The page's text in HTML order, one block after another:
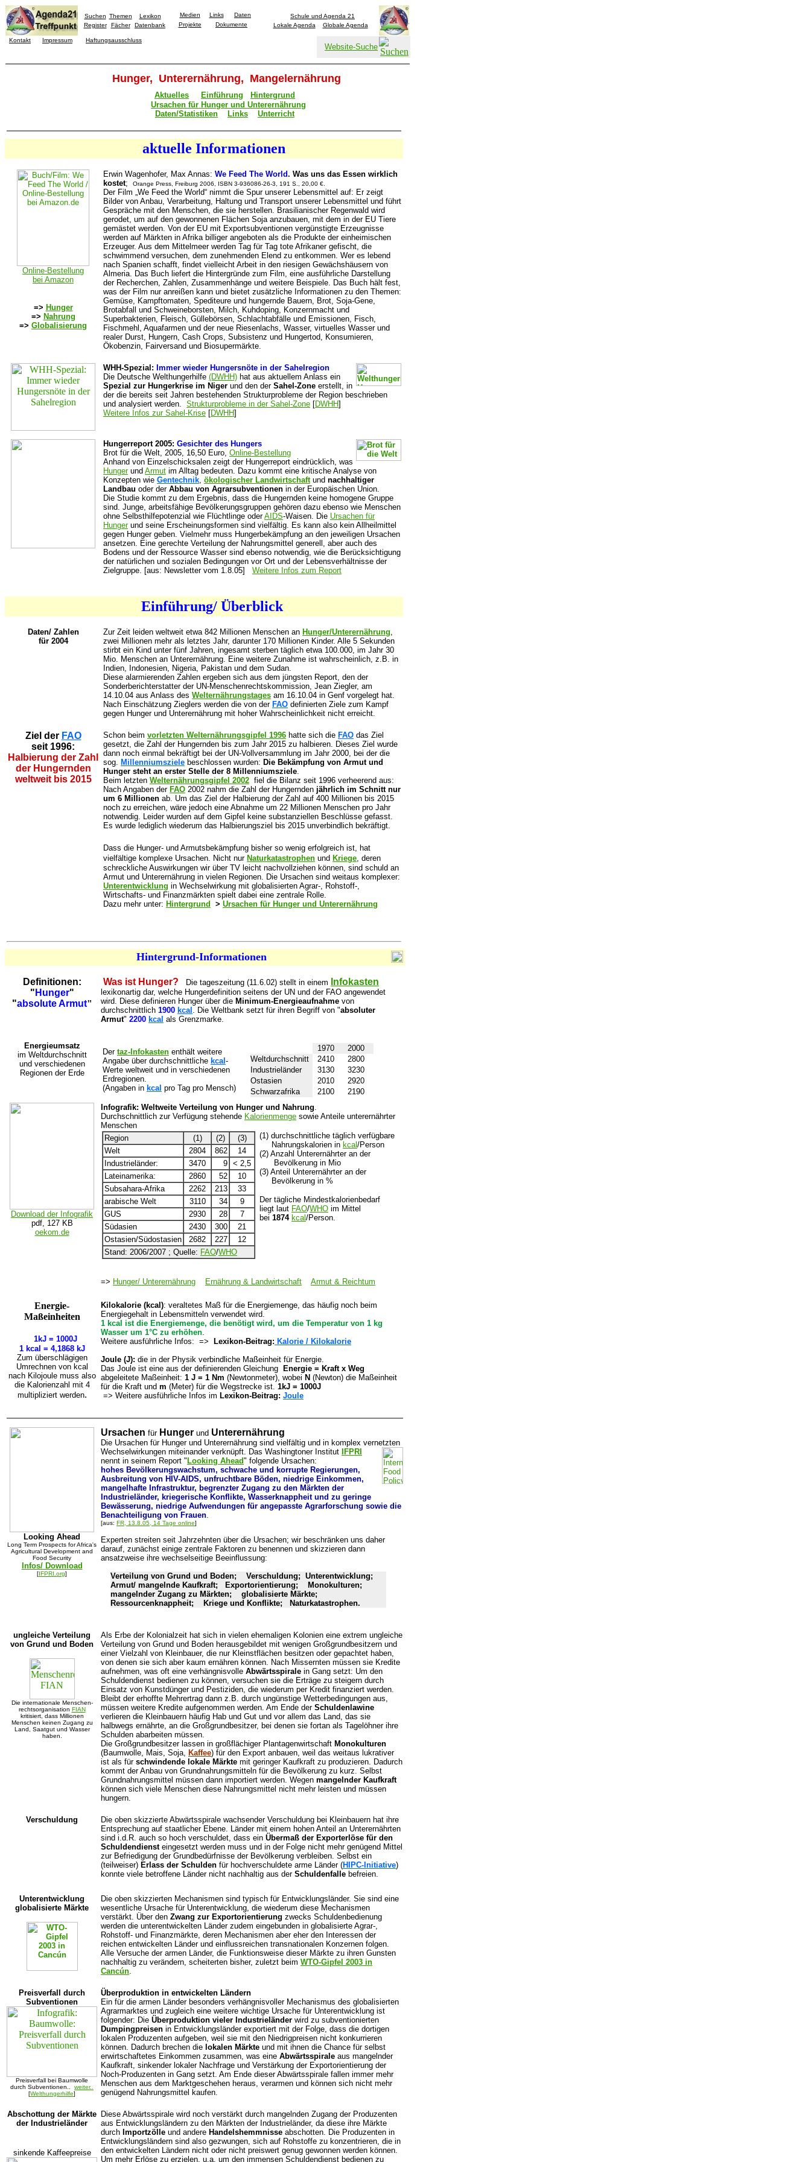
Suchen Themen
Lexikon
Register
Fächer Datenbank
Medien Links
Daten
Projekte
Dokumente
Schule und Agenda 21
Lokale Agenda
Globale Agenda
Kontakt Impressum Haftungsausschluss
Website-Suche
Hunger, Unterernährung, Mangelernährung
Aktuelles Einführung
Hintergrund
Ursachen für Hunger und Unterernährung
Daten/Statistiken
Links Unterricht
aktuelle Informationen
Online-Bestellung
bei Amazon
=> Hunger
=> Nahrung
=> Globalisierung
Erwin Wagenhofer, Max Annas: We Feed The World. Was uns das Essen wirklich
kostet; Orange Press, Freiburg 2006, ISBN 3-936086-26-3, 191 S., 20,00 €.
Der Film „We Feed the World“ nimmt die Spur unserer Lebensmittel auf: Er zeigt
Bilder von Anbau, Verarbeitung, Haltung und Transport unserer Lebensmittel und führt
Gespräche mit den Menschen, die sie herstellen. Brasilianischer Regenwald wird
gerodet, um auf den gewonnenen Flächen Soja anzubauen, mit dem in der EU Tiere
gemästet werden. Von der EU mit Exportsubventionen vergünstigte Erzeugnisse
werden auf Märkten in Afrika billiger angeboten als die Produkte der einheimischen
Erzeuger. Aus dem Mittelmeer werden Tag für Tag tote Afrikaner gefischt, die
schwimmend versuchen, dem zunehmenden Elend zu entkommen. Wer es lebend
nach Spanien schafft, findet vielleicht Arbeit in den riesigen Gewächshäusern von
Almeria. Das Buch liefert die Hintergründe zum Film, eine ausführliche Darstellung
der Recherchen, Zahlen, Zusammenhänge und weitere Beispiele. Das Buch hält fest,
was der Film nur anreißen kann und bietet zusätzliche Informationen zu den Themen:
Gemüse, Kampftomaten, Spediteure und hungernde Bauern, Brot, Soja-Gene,
Brotabfall und Schweineborsten, Milch, Kuhdoping, Konzernmacht und
Superbakterien, Fleisch, Güllebörsen, Schlachtabfälle und Emissionen, Fisch,
Fischmehl, Aquafarmen und der neue Riesenlachs, Wasser, virtuelles Wasser und
realer Durst, Hungern, Cash Crops, Subsistenz und Hungertod, Konsumieren,
Ökobenzin, Fairversand und Biosupermärkte.
WHH-Spezial: Immer wieder Hungersnöte in der Sahelregion
Die Deutsche Welthungerhilfe (DWHH) hat aus aktuellem Anlass ein
Spezial zur Hungerkrise im Niger und den der Sahel-Zone erstellt, in
der die bereits seit Jahren bestehenden Strukturprobleme der Region beschrieben
und analysiert werden. Strukturprobleme in der Sahel-Zone [DWHH]
Weitere Infos zur Sahel-Krise [DWHH]
Hungerreport 2005: Gesichter des Hungers
Brot für die Welt, 2005, 16,50 Euro, Online-Bestellung
Anhand von Einzelschicksalen zeigt der Hungerreport eindrücklich, was
Hungerund Armut im Alltag bedeuten. Dazu kommt eine kritische Analyse von
Konzepten wie Gentechnik, ökologischer Landwirtschaftund nachhaltiger
Landbau oder der Abbau von Agrarsubventionen in der Europäischen Union.
Die Studie kommt zu dem Ergebnis, dass die Hungernden keine homogene Gruppe
sind. Junge, arbeitsfähige Bevölkerungsgruppen gehören dazu ebenso wie Menschen
ohne Selbsthilfepotenzial wie Flüchtlinge oderAIDS-Waisen. Die Ursachen für
Hungerund seine Erscheinungsformen sind vielfältig. Es kann also kein Allheilmittel
gegen Hunger geben. Vielmehr muss Hungerbekämpfung an den jeweiligen Ursachen
ansetzen. Eine gerechte Verteilung der Nahrungsmittel generell, aber auch des
Bodens und der Ressource Wasser sind ebenso notwendig, wie die Berücksichtigung
der natürlichen und sozialen Bedingungen vor Ort und der Lebensverhältnisse der
Zielgruppe. [aus: Newsletter vom 1.8.05] Weitere Infos zum Report
Einführung/ Überblick
Daten/ Zahlen
für 2004
Zur Zeit leiden weltweit etwa 842 Millionen Menschen an Hunger/Unterernährung,
zwei Millionen mehr als letztes Jahr, darunter 170 Millionen Kinder. Alle 5 Sekunden
stirbt ein Kind unter fünf Jahren, ingesamt sterben täglich etwa 100.000, im Jahr 30
Mio. Menschen an Unterernährung. Eine weitere Zunahme ist wahrscheinlich, z.B. in
Indien, Indonesien, Nigeria, Pakistan und dem Sudan.
Diese alarmierenden Zahlen ergeben sich aus dem jüngsten Report, den der
Sonderberichterstatter der UN-Menschenrechtskommission, Jean Ziegler, am
14.10.04 aus Anlass des Welternährungstages am 16.10.04 in Genf vorgelegt hat.
Nach Einschätzung Zieglers werden die von der FAO definierten Ziele zum Kampf
gegen Hunger und Unterernährung mit hoher Wahrscheinlichkeit nicht erreicht.
Ziel der FAO
seit 1996:
Halbierung der Zahl
der Hungernden
weltweit bis 2015
Schon beim vorletzten Welternährungsgipfel 1996 hatte sich die FAO das Ziel
gesetzt, die Zahl der Hungernden bis zum Jahr 2015 zu halbieren. Dieses Ziel wurde
dann noch einmal bekräftigt bei der UN-Vollversammlung im Jahr 2000, bei der die
sog. Millenniumsziele beschlossen wurden: Die Bekämpfung von Armut und
Hunger steht an erster Stelle der 8 Millenniumsziele.
Beim letzten Welternährungsgipfel 2002 fiel die Bilanz seit 1996 verheerend aus:
Nach Angaben der FAO 2002 nahm die Zahl der Hungernden jährlich im Schnitt nur
um 6 Millionen ab. Um das Ziel der Halbierung der Zahl auf 400 Millionen bis 2015
noch zu erreichen, wäre jedoch eine Abnahme um 22 Millionen Menschen pro Jahr
notwendig. Leider wurden auf dem Gipfel keine substanziellen Beschlüsse gefasst.
Es wurde lediglich wiederum das Halbierungsziel bis 2015 unverbindlich bekräftigt.
Dass die Hunger- und Armutsbekämpfung bisher so wenig erfolgreich ist, hat
vielfältige komplexe Ursachen. Nicht nur Naturkatastrophen und Kriege, deren
schreckliche Auswirkungen wir über TV leicht nachvollziehen können, sind schuld an
Armut und Unterernährung in vielen Regionen. Die Ursachen sind weitaus komplexer:
Unterentwicklung in Wechselwirkung mit globalisierten Agrar-, Rohstoff-,
Wirtschafts- und Finanzmärkten spielt dabei eine zentrale Rolle.
Dazu mehr unter: Hintergrund > Ursachen für Hunger und Unterernährung
Hintergrund-Informationen
Definitionen:
" Hunger"
"absolute Armut"
Was ist Hunger? Die tageszeitung (11.6.02) stellt in einem Infokasten
lexikonartig dar, welche Hungerdefinition seitens der UN und der FAO angewendet
wird. Diese definieren Hunger über die Minimum-Energieaufnahme von
durchschnittlich 1900 kcal . Die Weltbank setzt für ihren Begriff von "absoluter
Armut" 2200 kcal als Grenzmarke.
Energieumsatz
im Weltdurchschnitt
und verschiedenen
Regionen der Erde
Der taz-Infokasten enthält weitere
Angabe über durchschnittliche kcal -
Werte weltweit und in verschiedenen
Erdregionen.
(Angaben in kcal pro Tag pro Mensch)
1970
2000
Weltdurchschnitt
2410
2800
Industrieländer
3130
3230
Ostasien
2010
2920
Schwarzafrika
2100 2190
Download der Infografik
pdf, 127 KB
oekom.de
Infografik: Weltweite Verteilung von Hunger und Nahrung.
Durchschnittlich zur Verfügung stehende Kalorienmenge sowie Anteile unterernährter
Menschen
Region
(1) (2)
(3)
Welt
2804 862
14
Industrieländer:
3470 9 < 2,5
Lateinamerika:
2860 52
10
Subsahara-Afrika
2262 213
33
arabische Welt
3110 34
9
GUS
2930 28
7
Südasien
2430 300
21
Ostasien/Südostasien
2682 227
12
Stand: 2006/2007 ; Quelle: FAO/WHO
(1) durchschnittliche täglich verfügbare
Nahrungskalorien in kcal/Person
(2) Anzahl Unterernährter an der
Bevölkerung in Mio
(3) Anteil Unterernährter an der
Bevölkerung in %
Der tägliche Mindestkalorienbedarf
liegt laut FAO/WHO im Mittel
bei 1874 kcal/Person.
=> Hunger/ Unterernährung Ernährung & Landwirtschaft Armut & Reichtum
Energie-
Maßeinheiten
1kJ = 1000J
1 kcal = 4,1868 kJ
Zum überschlägigen
Umrechnen von kcal
nach Kilojoule muss also
die Kalorienzahl mit 4
multipliziert werden.
Kilokalorie (kcal): veraltetes Maß für die Energiemenge, das häufig noch beim
Energiegehalt in Lebensmitteln verwendet wird.
1 kcal ist die Energiemenge, die benötigt wird, um die Temperatur von 1 kg
Wasser um 1°C zu erhöhen.
Weitere ausführliche Infos: => Lexikon-Beitrag: Kalorie / Kilokalorie
Joule (J): die in der Physik verbindliche Maßeinheit für Energie.
Das Joule ist eine aus der definierenden Gleichung
Energie = Kraft x Weg
abgeleitete Maßeinheit: 1 J = 1 Nm (Newtonmeter), wobei N (Newton) die Maßeinheit
für die Kraft und m (Meter) für die Wegstrecke ist. 1kJ = 1000J
=> Weitere ausführliche Infos im Lexikon-Beitrag: Joule
Looking Ahead
Long Term Prospects for Africa's
Agricultural Development and
Food Security
Infos/ Download
[IFPRI.org]
Ursachen für Hunger und Unterernährung
Die Ursachen für Hunger und Unterernährung sind vielfältig und in komplex vernetzten
Wechselwirkungen miteinander verknüpft. Das Washingtoner Institut
IFPRI
nennt in seinem Report " Looking Ahead" folgende Ursachen:
hohes Bevölkerungswachstum, schwache und korrupte Regierungen,
Ausbreitung von HIV-AIDS, unfruchtbare Böden, niedrige Einkommen,
mangelhafte Infrastruktur, begrenzter Zugang zu den Märkten der
Industrieländer, kriegerische Konflikte, Wasserknappheit und zu geringe
Bewässerung, niedrige Aufwendungen für angepasste Agrarforschung sowie die
Benachteiligung von Frauen.
[aus: FR, 13.8.05, 14 Tage online]
Experten streiten seit Jahrzehnten über die Ursachen; wir beschränken uns daher
darauf, zunächst einige zentrale Faktoren zu benennen und skizzieren dann
ansatzweise ihre wechselseitige Beeinflussung:
Verteilung von Grund und Boden; Verschuldung; Unterentwicklung;
Armut/ mangelnde Kaufkraft; Exportorientierung; Monokulturen;
mangelnder Zugang zu Märkten; globalisierte Märkte;
Ressourcenknappheit; Kriege und Konflikte; Naturkatastrophen.
ungleiche Verteilung
von Grund und Boden
Die internationale Menschen-
rechtsorganisation FIAN
kritisiert, dass Millionen
Menschen keinen Zugang zu
Land, Saatgut und Wasser
haben.
Als Erbe der Kolonialzeit hat sich in vielen ehemaligen Kolonien eine extrem ungleiche
Verteilung von Grund und Boden herausgebildet mit wenigen Großgrundbesitzern und
einer Vielzahl von Kleinbauer, die nur Kleinstflächen besitzen oder gepachtet haben,
von denen sie sich aber kaum ernähren können. Nach Missernten müssen sie Kredite
aufnehmen, was oft eine verhängnisvolle Abwärtsspirale in Gang setzt: Um den
Schuldendienst bedienen zu können, versuchen sie die Erträge zu steigern durch
Einsatz von Kunstdünger und Pestiziden, die wiederum per Kredit finanziert werden.
Bleibt der erhoffte Mehrertrag dann z.B. durch ungünstige Wetterbedingungen aus,
müssen weitere Kredite aufgenommen werden. Am Ende der Schuldenlawine
verlieren die Kleinbauern häufig Hab und Gut und vor allem das Land, das sie
halbwegs ernährte, an die Großgrundbesitzer, bei denen sie fortan als Tagelöhner ihre
Schulden abarbeiten müssen.
Die Großgrundbesitzer lassen in großflächiger Plantagenwirtschaft Monokulturen
(Baumwolle, Mais, Soja, Kaffee) für den Export anbauen, weil das weitaus lukrativer
ist als für schwindende lokale Märkte mit geringer Kaufkraft zu produzieren. Dadurch
kommt der Anbau von Grundnahrungsmitteln für die Bevölkerung zu kurz. Selbst
Grundnahrungsmittel müssen dann importiert werden. Wegen mangelnder Kaufkraft
können sich viele Menschen diese Nahrungsmittel nicht mehr leisten und müssen
hungern.
Verschuldung
Die oben skizzierte Abwärtsspirale wachsender Verschuldung bei Kleinbauern hat ihre
Entsprechung auf staatlicher Ebene. Länder mit einem hohen Anteil an Unterernährten
sind i.d.R. auch so hoch verschuldet, dass ein Übermaß der Exporterlöse für den
Schuldendiensteingesetzt werden muss und in der Folge nicht mehr genügend Mittel
zur Befriedigung der Grundbedürfnisse der Bevölkerung verbleiben. Selbst ein
(teilweiser) Erlass der Schulden für hochverschuldete arme Länder (HIPC-Initiative)
konnte viele betroffene Länder nicht nachhaltig aus der Schuldenfalle befreien.
Unterentwicklung
globalisierte Märkte
Die oben skizzierten Mechanismen sind typisch für Entwicklungsländer. Sie sind eine
wesentliche Ursache für Unterentwicklung, die wiederum diese Mechanismen
verstärkt. Über den Zwang zur Exportorientierung zwecks Schuldenbedienung
werden die unterentwickelten Länder zudem eingebunden in globalisierte Agrar-,
Rohstoff- und Finanzmärkte, deren Mechanismen aber eher den Interessen der
reichen entwickelten Länder und einflussreichen transnationalen Konzernen folgen.
Alle Versuche der armen Länder, die Funktionsweise dieser Märkte zu ihren Gunsten
nachhaltig zu verändern, scheiterten bisher, zuletzt beim WTO-Gipfel 2003 in
Cancún.
Preisverfall durch
Subventionen
Preisverfall bei Baumwolle
durch Subventionen.. weiter..
[Welthungerhilfe]
Überproduktion in entwickelten Ländern
Ein für die armen Länder besonders verhängnisvoller Mechanismus des globalisierten
Agrarmarktes und zugleich eine weitere wichtige Ursache für Unterentwicklung ist
folgender: Die Überproduktion vieler Industrieländer wird zu subventionierten
Dumpingpreisen in Entwicklungsländer exportiert mit der Folge, dass die dortigen
lokalen Produzenten aufgeben, weil sie mit den Niedrigpreisen nicht konkurrieren
können. Dadurch brechen die lokalen Märkte und mit ihnen die Chance für selbst
erwirtschaftetes Einkommen zusammen, was eine Abwärtsspirale aus mangelnder
Kaufkraft, sinkender lokaler Nachfrage und Verstärkung der Exportorientierung der
Noch-Produzenten in Gang setzt. Am Ende dieser Abwärtsspirale fallen immer mehr
Menschen aus dem Marktgeschehen heraus, verarmen und können sich nicht mehr
genügend Nahrungsmittel kaufen.
Abschottung der Märkte
der Industrieländer
sinkende Kaffeepreise
Diese Abwärtsspirale wird noch verstärkt durch mangelnden Zugang der Produzenten
aus Entwicklungsländern zu den Märkten der Industrieländer, da diese ihre Märkte
durch Importzölle und andere Handelshemmnisse abschotten. Die Produzenten in
Entwicklungsländern sind also gezwungen, sich auf Rohstoffe zu konzentrieren, die in
den entwickelten Ländern nicht oder nicht preiswert genug gewonnen werden können.
Um mehr Erlöse zu erzielen, u.a. um den immensen Schuldendienst bedienen zu